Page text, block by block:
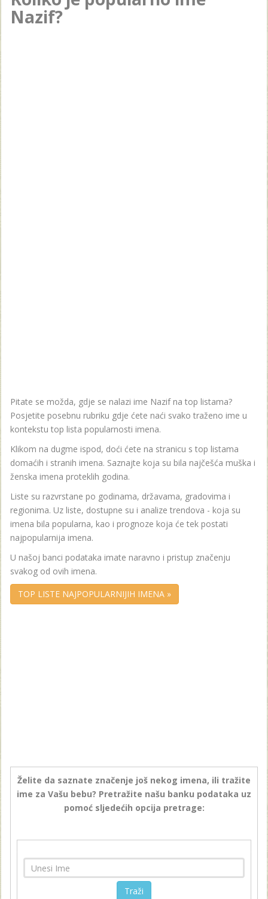
Nazif?
Pitate se možda, gdje se nalazi ime Nazif na top listama?
Posjetite posebnu rubriku gdje ćete naći svako traženo ime u
kontekstu top lista popularnosti imena.
Klikom na dugme ispod, doći ćete na stranicu s top listama
domaćih i stranih imena. Saznajte koja su bila najčešća muška i
ženska imena proteklih godina.
Liste su razvrstane po godinama, državama, gradovima i
regionima. Uz liste, dostupne su i analize trendova - koja su
imena bila popularna, kao i prognoze koja će tek postati
najpopularnija imena.
U našoj banci podataka imate naravno i pristup značenju
svakog od ovih imena.
TOP LISTE NAJPOPULARNIJIH IMENA »
Želite da saznate značenje još nekog imena, ili tražite
ime za Vašu bebu? Pretražite našu banku podataka uz
pomoć sljedećih opcija pretrage:
Traži